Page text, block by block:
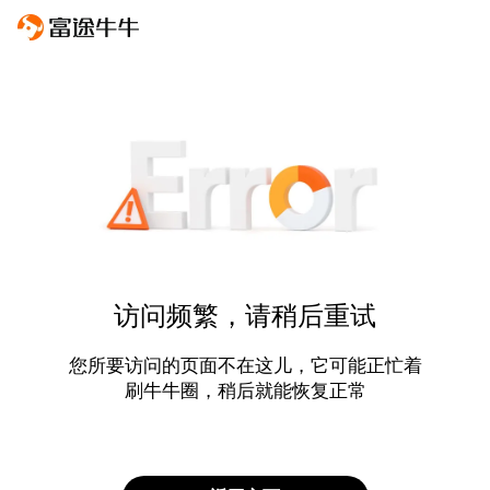
访问频繁，请稍后重试
您所要访问的页面不在这儿，它可能正忙着
刷牛牛圈，稍后就能恢复正常